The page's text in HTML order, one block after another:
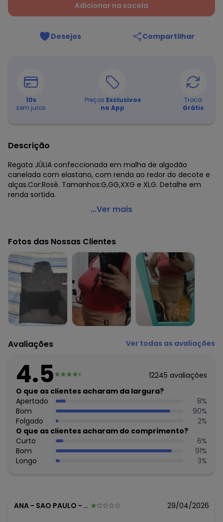
Adicionar na sacola
Desejos Compartilhar
10x
sem juros
Preços Exclusivos
no App
Troca
Grátis
Descrição
Regata JÚLIA confeccionada em malha de algodão
canelada com elastano, com renda ao redor do decote e
alças.Cor:Rosê. Tamanhos:G,GG,XXG e XLG. Detalhe em
renda sortida.
Marguerite - Regata Canelada Rosê Plus Size
Código do produto: 2786968
Observação: Renda
Tecido: Algodão c/ elastano
Composição: 98% algodão 2% elastano
Histórico de preços
O preço apresentado abaixo é o menor oferecido em
algum dia do mês, para o menor tamanho disponível.
agosto/2026
R$ 39,99
junho/2026 R$ 44,99
maio/2026 R$ 54,99
março/2026 R$ 49,99
fevereiro/2026 R$ 44,99
...Ver mais
Fotos das Nossas Clientes
Avaliações Ver todas as avaliações
4.5 12245 avaliações
O que as clientes acharam da largura?
Apertado
8%
Bom
90%
Folgado
2%
O que as clientes acharam do comprimento?
Curto
6%
Bom
91%
Longo
3%
ANA - SAO PAULO - SP 29/04/2026